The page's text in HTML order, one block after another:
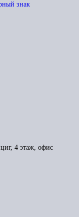
знак
4 этаж, офис